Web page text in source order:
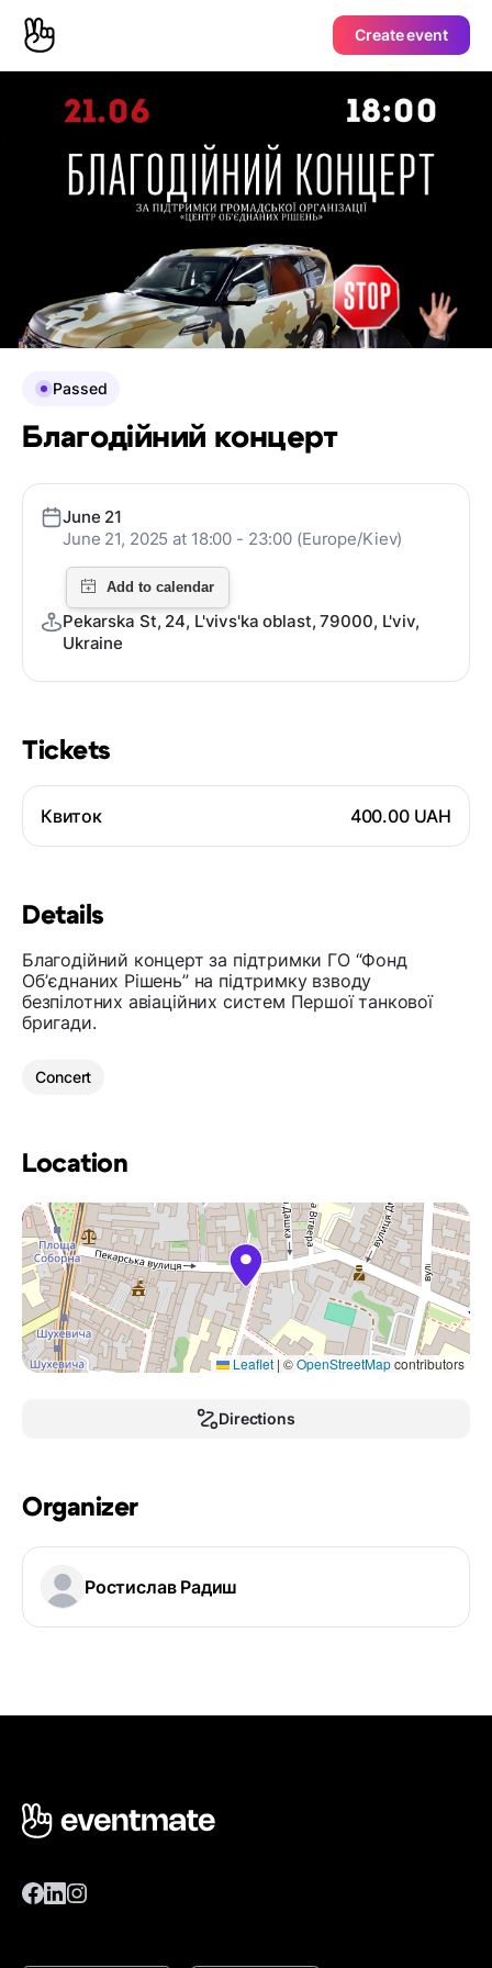
Create event
Tickets
Квиток 400.00 UAH
Details
Благодійний концерт за підтримки ГО “Фонд
Обʼєднаних Рішень” на підтримку взводу
безпілотних авіаційних систем Першої танкової
бригади.
Concert
Location
Leaflet | ©OpenStreetMapcontributors
Directions
Organizer
Ростислав Радиш
Passed
Благодійний концерт
June 21
June 21, 2025 at 18:00 - 23:00 (Europe/Kiev)
Pekarska St, 24, L'vivs'ka oblast, 79000, L'viv,
Ukraine